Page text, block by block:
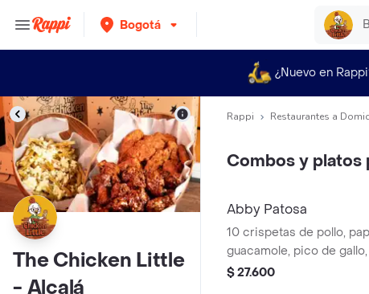
Bogotá
¿Nuevo en
The Chicken Little
- Alcalá
Rappi Restaurantes a
Combos y platos
Abby Patosa
10 crispetas de pollo,
guacamole, pico de
sour cream y salsas a tu
$ 27.600